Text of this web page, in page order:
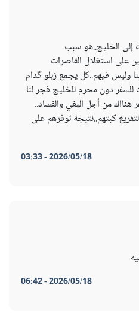
إلى الخليج..هو سبب
على استغلال القاصرات
وليس فيهم..كل يجمع زبلو گدام
دون محرم للخليج فجر لنا
من أجل البغي والفساد..
كبتهم..نتيجة توفرهم على
2026/05/18 - 03:33
2026/05/18 - 06:42